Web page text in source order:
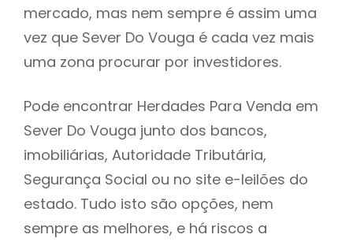
mercado, mas nem sempre é assim uma
vez que Sever Do Vouga é cada vez mais
uma zona procurar por investidores.
Pode encontrar Herdades Para Venda em
Sever Do Vouga junto dos bancos,
imobiliárias, Autoridade Tributária,
Segurança Social ou no site e-leilões do
estado. Tudo isto são opções, nem
sempre as melhores, e há riscos a